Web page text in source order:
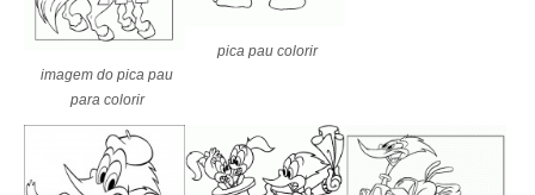
imagem do pica pau
para colorir
pica pau colorir